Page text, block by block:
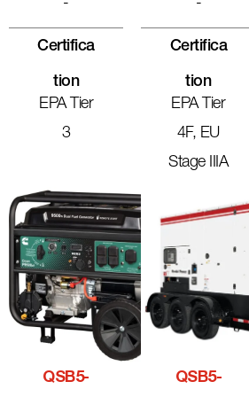
-
Certifica
Tion
EPA Tier
3
-
Certifica
Tion
EPA Tier
4F, EU
Stage IIIA
QSB5- QSB5-